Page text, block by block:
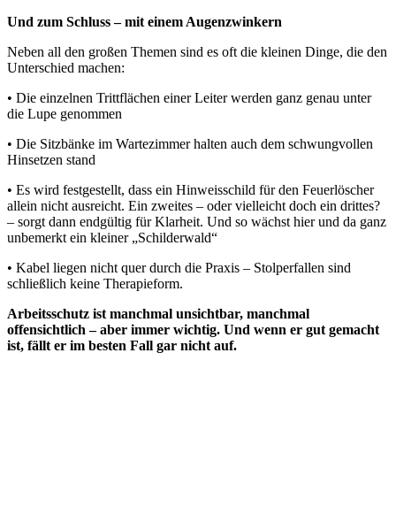
Und zum Schluss – mit einem Augenzwinkern
Neben all den großen Themen sind es oft die kleinen Dinge, die den
Unterschied machen:
• Die einzelnen Trittflächen einer Leiter werden ganz genau unter
die Lupe genommen
• Die Sitzbänke im Wartezimmer halten auch dem schwungvollen
Hinsetzen stand
• Es wird festgestellt, dass ein Hinweisschild für den Feuerlöscher
allein nicht ausreicht. Ein zweites – oder vielleicht doch ein drittes?
– sorgt dann endgültig für Klarheit. Und so wächst hier und da ganz
unbemerkt ein kleiner „Schilderwald“
• Kabel liegen nicht quer durch die Praxis – Stolperfallen sind
schließlich keine Therapieform.
Arbeitsschutz ist manchmal unsichtbar, manchmal
offensichtlich – aber immer wichtig. Und wenn er gut gemacht
ist, fällt er im besten Fall gar nicht auf.